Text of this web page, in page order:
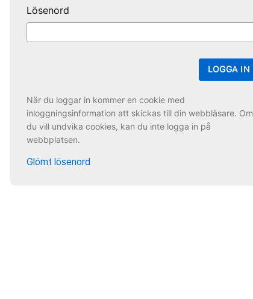
Lösenord
LOGGA IN
När du loggar in kommer en cookie med
inloggningsinformation att skickas till din webbläsare. Om
du vill undvika cookies, kan du inte logga in på
webbplatsen.
Glömt lösenord